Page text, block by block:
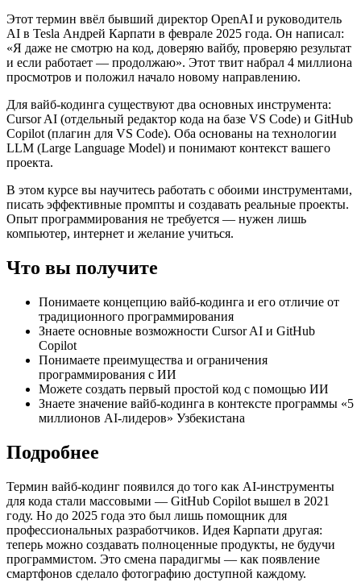
Этот термин ввёл бывший директор OpenAI и руководитель
AI в Tesla Андрей Карпати в феврале 2025 года. Он написал:
«Я даже не смотрю на код, доверяю вайбу, проверяю результат
и если работает — продолжаю». Этот твит набрал 4 миллиона
просмотров и положил начало новому направлению.
Для вайб-кодинга существуют два основных инструмента:
Cursor AI (отдельный редактор кода на базе VS Code) и GitHub
Copilot (плагин для VS Code). Оба основаны на технологии
LLM (Large Language Model) и понимают контекст вашего
проекта.
В этом курсе вы научитесь работать с обоими инструментами,
писать эффективные промпты и создавать реальные проекты.
Опыт программирования не требуется — нужен лишь
компьютер, интернет и желание учиться.
Что вы получите
Понимаете концепцию вайб-кодинга и его отличие от
традиционного программирования
Знаете основные возможности Cursor AI и GitHub
Copilot
Понимаете преимущества и ограничения
программирования с ИИ
Можете создать первый простой код с помощью ИИ
Знаете значение вайб-кодинга в контексте программы «5
миллионов AI-лидеров» Узбекистана
Подробнее
Термин вайб-кодинг появился до того как AI-инструменты
для кода стали массовыми — GitHub Copilot вышел в 2021
году. Но до 2025 года это был лишь помощник для
профессиональных разработчиков. Идея Карпати другая:
теперь можно создавать полноценные продукты, не будучи
программистом. Это смена парадигмы — как появление
смартфонов сделало фотографию доступной каждому.